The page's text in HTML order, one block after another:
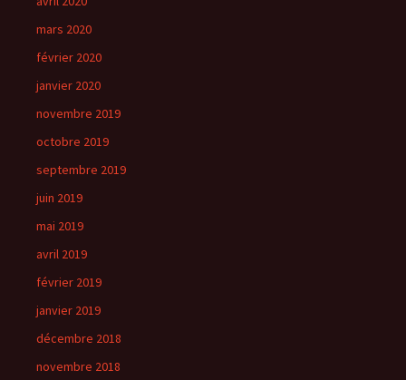
mars 2020
février 2020
janvier 2020
novembre 2019
octobre 2019
septembre 2019
juin 2019
mai 2019
avril 2019
février 2019
janvier 2019
décembre 2018
novembre 2018